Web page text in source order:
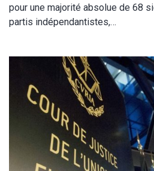
pour une majorité absolue de 68
partis indépendantistes,…